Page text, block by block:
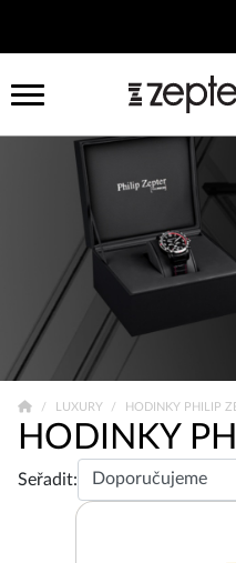
LUXURY HODINKY PHILIP
HODINKY
Seřadit: